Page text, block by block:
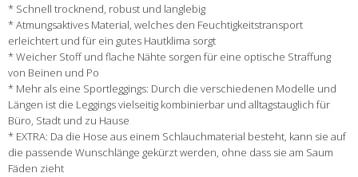
* Schnell trocknend, robust und langlebig
* Atmungsaktives Material, welches den Feuchtigkeitstransport
erleichtert und für ein gutes Hautklima sorgt
* Weicher Stoff und flache Nähte sorgen für eine optische Straffung
von Beinen und Po
* Mehr als eine Sportleggings: Durch die verschiedenen Modelle und
Längen ist die Leggings vielseitig kombinierbar und alltagstauglich für
Büro, Stadt und zu Hause
* EXTRA: Da die Hose aus einem Schlauchmaterial besteht, kann sie auf
die passende Wunschlänge gekürzt werden, ohne dass sie am Saum
Fäden zieht